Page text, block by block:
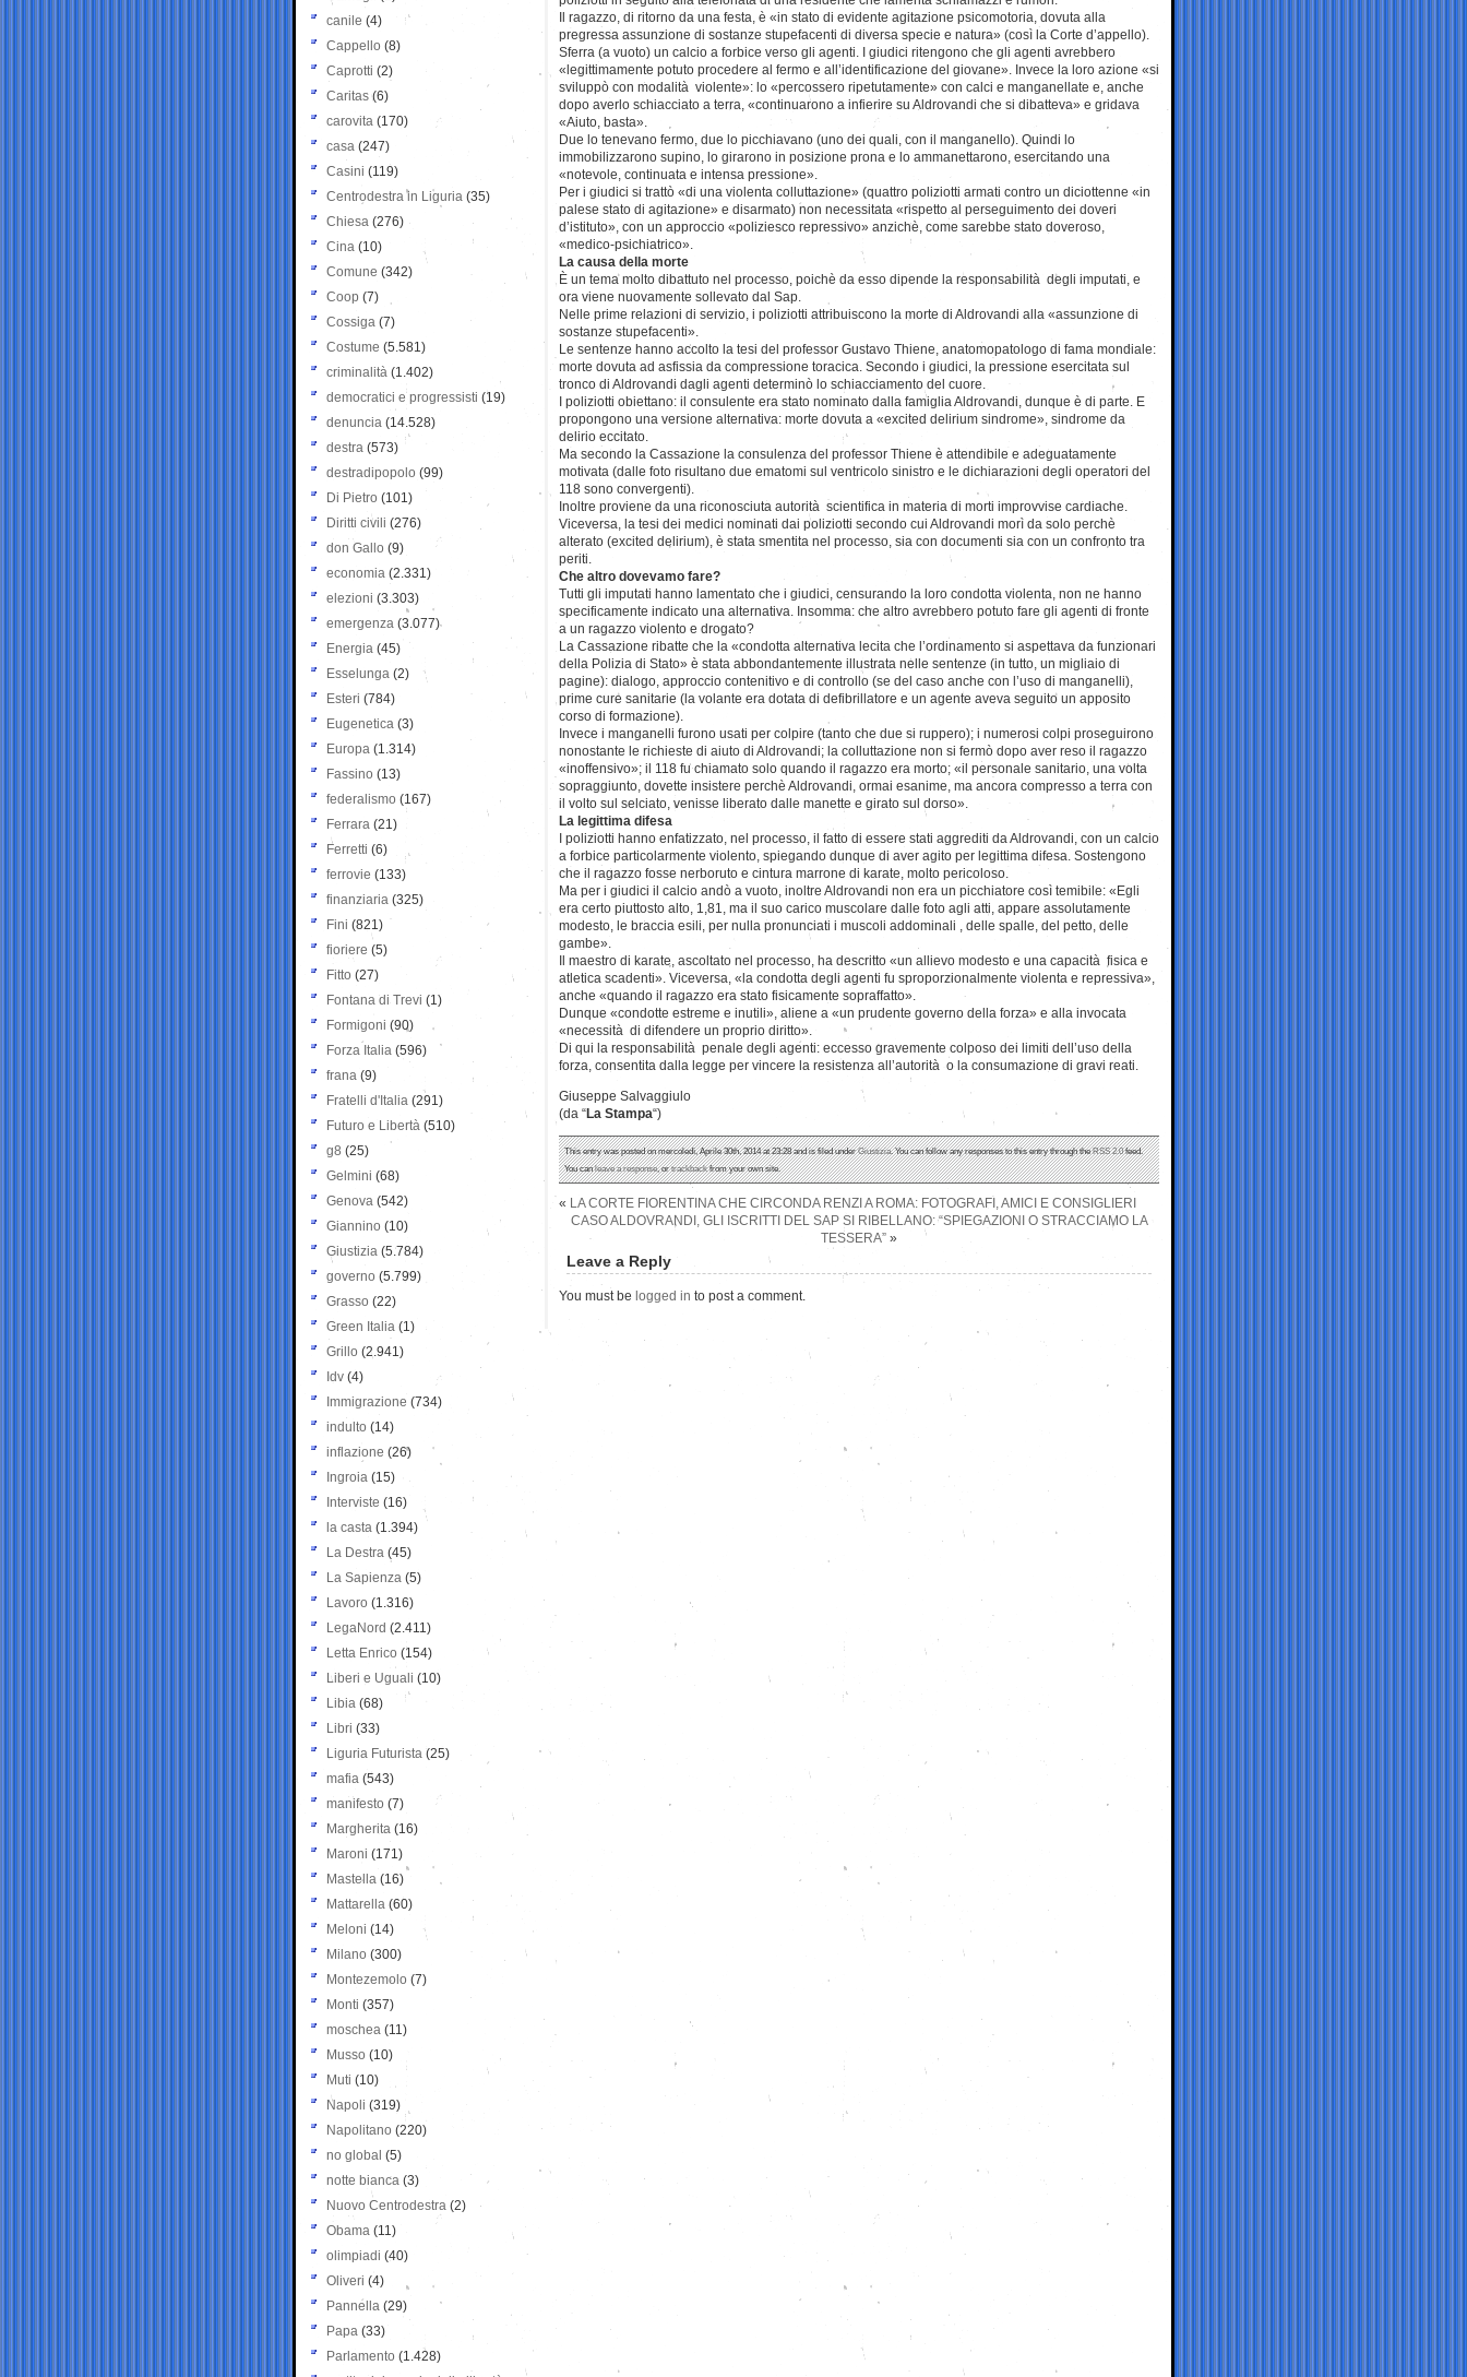
Il ragazzo, di ritorno da una festa, è «in stato di evidente agitazione psicomotoria, dovuta alla
pregressa assunzione di sostanze stupefacenti di diversa specie e natura» (così la Corte d’appello).
Sferra (a vuoto) un calcio a forbice verso gli agenti. I giudici ritengono che gli agenti avrebbero
«legittimamente potuto procedere al fermo e all’identificazione del giovane». Invece la loro azione «si
sviluppò con modalità violente»: lo «percossero ripetutamente» con calci e manganellate e, anche
dopo averlo schiacciato a terra, «continuarono a infierire su Aldrovandi che si dibatteva» e gridava
«Aiuto, basta».
Due lo tenevano fermo, due lo picchiavano (uno dei quali, con il manganello). Quindi lo
immobilizzarono supino, lo girarono in posizione prona e lo ammanettarono, esercitando una
«notevole, continuata e intensa pressione».
Per i giudici si trattò «di una violenta colluttazione» (quattro poliziotti armati contro un diciottenne «in
palese stato di agitazione» e disarmato) non necessitata «rispetto al perseguimento dei doveri
d’istituto», con un approccio «poliziesco repressivo» anzichè, come sarebbe stato doveroso,
«medico-psichiatrico».
La causa della morte
È un tema molto dibattuto nel processo, poichè da esso dipende la responsabilità degli imputati, e
ora viene nuovamente sollevato dal Sap.
Nelle prime relazioni di servizio, i poliziotti attribuiscono la morte di Aldrovandi alla «assunzione di
sostanze stupefacenti».
Le sentenze hanno accolto la tesi del professor Gustavo Thiene, anatomopatologo di fama mondiale:
morte dovuta ad asfissia da compressione toracica. Secondo i giudici, la pressione esercitata sul
tronco di Aldrovandi dagli agenti determinò lo schiacciamento del cuore.
I poliziotti obiettano: il consulente era stato nominato dalla famiglia Aldrovandi, dunque è di parte. E
propongono una versione alternativa: morte dovuta a «excited delirium sindrome», sindrome da
delirio eccitato.
Ma secondo la Cassazione la consulenza del professor Thiene è attendibile e adeguatamente
motivata (dalle foto risultano due ematomi sul ventricolo sinistro e le dichiarazioni degli operatori del
118 sono convergenti).
Inoltre proviene da una riconosciuta autorità scientifica in materia di morti improvvise cardiache.
Viceversa, la tesi dei medici nominati dai poliziotti secondo cui Aldrovandi morì da solo perchè
alterato (excited delirium), è stata smentita nel processo, sia con documenti sia con un confronto tra
periti.
Che altro dovevamo fare?
Tutti gli imputati hanno lamentato che i giudici, censurando la loro condotta violenta, non ne hanno
specificamente indicato una alternativa. Insomma: che altro avrebbero potuto fare gli agenti di fronte
a un ragazzo violento e drogato?
La Cassazione ribatte che la «condotta alternativa lecita che l’ordinamento si aspettava da funzionari
della Polizia di Stato» è stata abbondantemente illustrata nelle sentenze (in tutto, un migliaio di
pagine): dialogo, approccio contenitivo e di controllo (se del caso anche con l’uso di manganelli),
prime cure sanitarie (la volante era dotata di defibrillatore e un agente aveva seguito un apposito
corso di formazione).
Invece i manganelli furono usati per colpire (tanto che due si ruppero); i numerosi colpi proseguirono
nonostante le richieste di aiuto di Aldrovandi; la colluttazione non si fermò dopo aver reso il ragazzo
«inoffensivo»; il 118 fu chiamato solo quando il ragazzo era morto; «il personale sanitario, una volta
sopraggiunto, dovette insistere perchè Aldrovandi, ormai esanime, ma ancora compresso a terra con
il volto sul selciato, venisse liberato dalle manette e girato sul dorso».
La legittima difesa
I poliziotti hanno enfatizzato, nel processo, il fatto di essere stati aggrediti da Aldrovandi, con un calcio
a forbice particolarmente violento, spiegando dunque di aver agito per legittima difesa. Sostengono
che il ragazzo fosse nerboruto e cintura marrone di karate, molto pericoloso.
Ma per i giudici il calcio andò a vuoto, inoltre Aldrovandi non era un picchiatore così temibile: «Egli
era certo piuttosto alto, 1,81, ma il suo carico muscolare dalle foto agli atti, appare assolutamente
modesto, le braccia esili, per nulla pronunciati i muscoli addominali , delle spalle, del petto, delle
gambe».
Il maestro di karate, ascoltato nel processo, ha descritto «un allievo modesto e una capacità fisica e
atletica scadenti». Viceversa, «la condotta degli agenti fu sproporzionalmente violenta e repressiva»,
anche «quando il ragazzo era stato fisicamente sopraffatto».
Dunque «condotte estreme e inutili», aliene a «un prudente governo della forza» e alla invocata
«necessità di difendere un proprio diritto».
Di qui la responsabilità penale degli agenti: eccesso gravemente colposo dei limiti dell’uso della
forza, consentita dalla legge per vincere la resistenza all’autorità o la consumazione di gravi reati.
Giuseppe Salvaggiulo
(da “La Stampa“)
This entry was posted on mercoledì, Aprile 30th, 2014 at 23:28 and is filed underGiustizia. You can follow any responses to this entry through theRSS 2.0feed.
You canleave a response, ortrackbackfrom your own site.
« LA CORTE FIORENTINA CHE CIRCONDA RENZI A ROMA: FOTOGRAFI, AMICI E CONSIGLIERI
CASO ALDOVRANDI, GLI ISCRITTI DEL SAP SI RIBELLANO: “SPIEGAZIONI O STRACCIAMO LA
TESSERA” »
Leave a Reply
You must be logged in to post a comment.
canile (4)
Cappello (8)
Caprotti (2)
Caritas (6)
carovita (170)
casa (247)
Casini (119)
Centrodestra in Liguria (35)
Chiesa (276)
Cina (10)
Comune (342)
Coop (7)
Cossiga (7)
Costume (5.581)
criminalità (1.402)
democratici e progressisti (19)
denuncia (14.528)
destra (573)
destradipopolo (99)
Di Pietro (101)
Diritti civili (276)
don Gallo (9)
economia (2.331)
elezioni (3.303)
emergenza (3.077)
Energia (45)
Esselunga (2)
Esteri (784)
Eugenetica (3)
Europa (1.314)
Fassino (13)
federalismo (167)
Ferrara (21)
Ferretti (6)
ferrovie (133)
finanziaria (325)
Fini (821)
fioriere (5)
Fitto (27)
Fontana di Trevi (1)
Formigoni (90)
Forza Italia (596)
frana (9)
Fratelli d'Italia (291)
Futuro e Libertà (510)
g8 (25)
Gelmini (68)
Genova (542)
Giannino (10)
Giustizia (5.784)
governo (5.799)
Grasso (22)
Green Italia (1)
Grillo (2.941)
Idv (4)
Immigrazione (734)
indulto (14)
inflazione (26)
Ingroia (15)
Interviste (16)
la casta (1.394)
La Destra (45)
La Sapienza (5)
Lavoro (1.316)
LegaNord (2.411)
Letta Enrico (154)
Liberi e Uguali (10)
Libia (68)
Libri (33)
Liguria Futurista (25)
mafia (543)
manifesto (7)
Margherita (16)
Maroni (171)
Mastella (16)
Mattarella (60)
Meloni (14)
Milano (300)
Montezemolo (7)
Monti (357)
moschea (11)
Musso (10)
Muti (10)
Napoli (319)
Napolitano (220)
no global (5)
notte bianca (3)
Nuovo Centrodestra (2)
Obama (11)
olimpiadi (40)
Oliveri (4)
Pannella (29)
Papa (33)
Parlamento (1.428)